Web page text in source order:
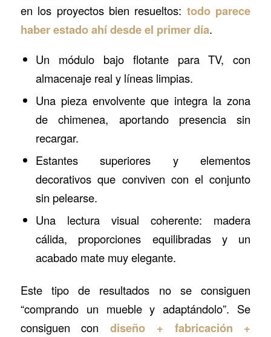
en los proyectos bien resueltos: todo parece
haber estado ahí desde el primer día.
Un módulo bajo flotante para TV, con
almacenaje real y líneas limpias.
Una pieza envolvente que integra la zona
de chimenea, aportando presencia sin
recargar.
Estantes superiores y elementos
decorativos que conviven con el conjunto
sin pelearse.
Una lectura visual coherente: madera
cálida, proporciones equilibradas y un
acabado mate muy elegante.
Este tipo de resultados no se consiguen
“comprando un mueble y adaptándolo”. Se
consiguen condiseño + fabricación +